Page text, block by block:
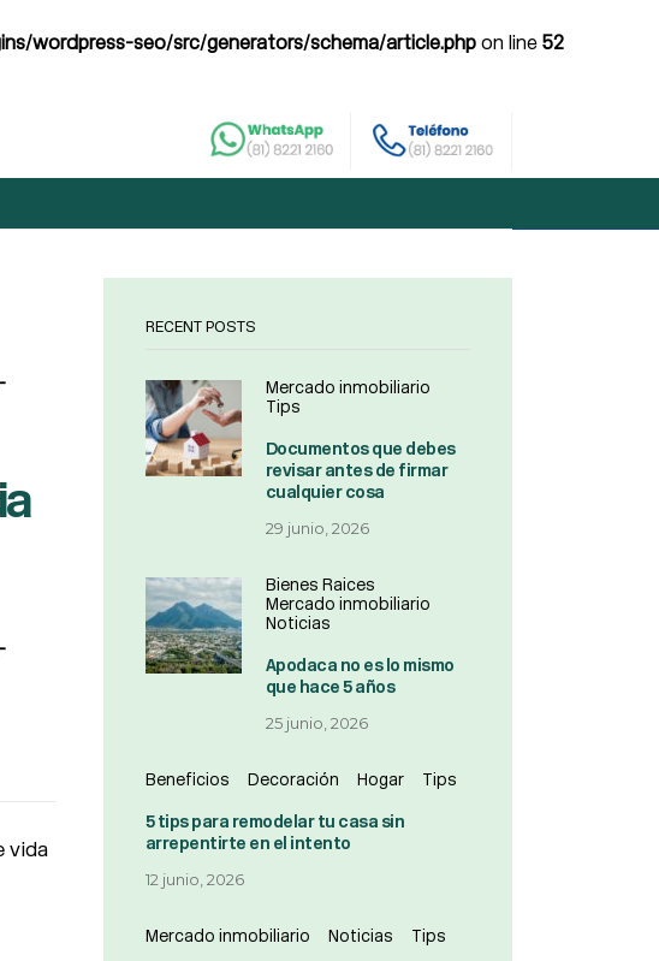
wordpress-seo/src/generators/schema/article.php on line 52
vida
RECENT POSTS
Mercado inmobiliario
Tips
Documentos que debes
revisar antes de firmar
cualquier cosa
29 junio, 2026
Bienes Raices
Mercado inmobiliario
Noticias
Apodaca no es lo mismo
que hace 5 años
25 junio, 2026
Beneficios Decoración Hogar Tips
5 tips para remodelar tu casa sin
arrepentirte en el intento
12 junio, 2026
Mercado inmobiliario Noticias Tips